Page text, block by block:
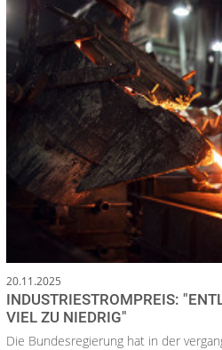
20.11.2025
INDUSTRIESTROMPREIS:
VIEL ZU NIEDRIG"
Die Bundesregierung hat in der